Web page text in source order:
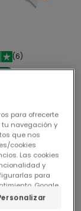
(6)
Cuadrada
155x155
en
para ofrecerte
navegación y
que nos
cookies
Las cookies
y
para
Google
su sitio de